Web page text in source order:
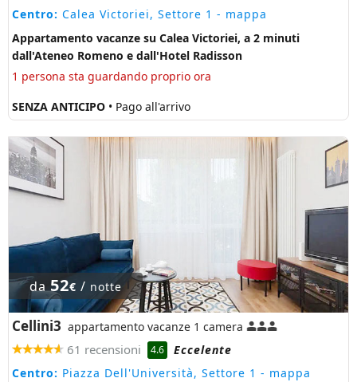
Centro: Calea Victoriei, Settore 1 - mappa
Appartamento vacanze su Calea Victoriei, a 2 minuti
dall'Ateneo Romeno e dall'Hotel Radisson
1 persona sta guardando proprio ora
SENZA ANTICIPO • Pago all'arrivo
da52€ / notte
Cellini3 appartamento vacanze 1 camera
61 recensioni 4.6
Eccelente
Centro: Piazza Dell'Università, Settore 1 - mappa